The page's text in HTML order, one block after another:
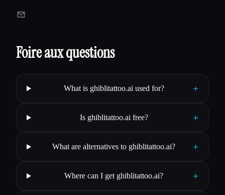
Foire aux questions
What is ghiblitattoo.ai used for? +
Is ghiblitattoo.ai free? +
What are alternatives to ghiblitattoo.ai? +
Where can I get ghiblitattoo.ai? +